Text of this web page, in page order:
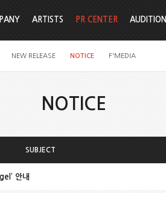
ARTISTS PR CENTER
NEW RELEASE NOTICE F'MEDIA
AUDITION
NOTICE
SUBJECT
안내